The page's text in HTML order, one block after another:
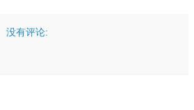
没有评论: